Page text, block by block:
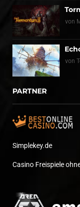
von
von
PARTNER
Simplekey.de
Casino Freispiele